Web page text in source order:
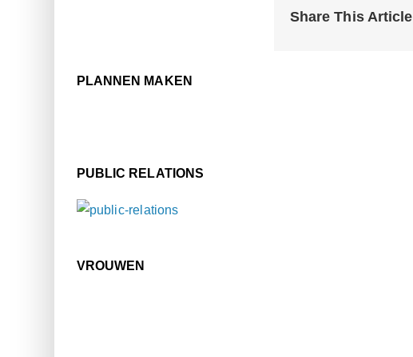
Share This Article
PLANNEN MAKEN
PUBLIC RELATIONS
VROUWEN